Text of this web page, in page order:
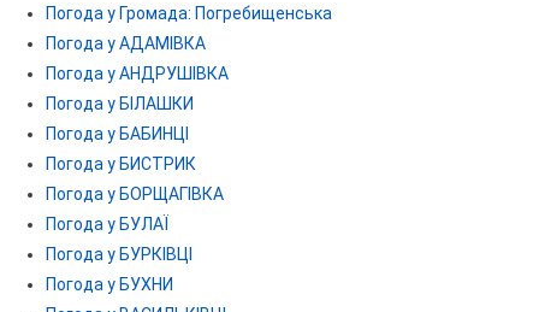
Погода у Громада: Погребищенська
Погода у АДАМІВКА
Погода у АНДРУШІВКА
Погода у БІЛАШКИ
Погода у БАБИНЦІ
Погода у БИСТРИК
Погода у БОРЩАГІВКА
Погода у БУЛАЇ
Погода у БУРКІВЦІ
Погода у БУХНИ